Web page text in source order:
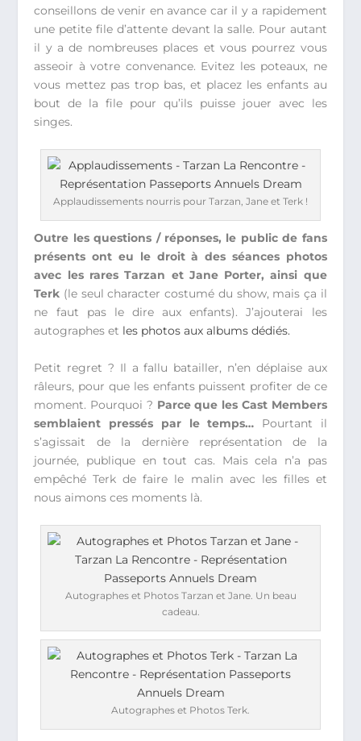
conseillons de venir en avance car il y a rapidement
une petite file d’attente devant la salle. Pour autant
il y a de nombreuses places et vous pourrez vous
asseoir à votre convenance. Evitez les poteaux, ne
vous mettez pas trop bas, et placez les enfants au
bout de la file pour qu’ils puisse jouer avec les
singes.
Applaudissements nourris pour Tarzan, Jane et Terk !
Outre les questions / réponses, le public de fans
présents ont eu le droit à des séances photos
avec les rares Tarzan et Jane Porter, ainsi que
Terk (le seul character costumé du show, mais ça il
ne faut pas le dire aux enfants). J’ajouterai les
autographes et les photos aux albums dédiés.
Petit regret ? Il a fallu batailler, n’en déplaise aux
râleurs, pour que les enfants puissent profiter de ce
moment. Pourquoi ? Parce que les Cast Members
semblaient pressés par le temps… Pourtant il
s’agissait de la dernière représentation de la
journée, publique en tout cas. Mais cela n’a pas
empêché Terk de faire le malin avec les filles et
nous aimons ces moments là.
Autographes et Photos Tarzan et Jane. Un beau
cadeau.
Autographes et Photos Terk.